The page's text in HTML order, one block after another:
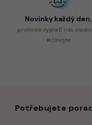
Novinky každý den,
protose vyplatí nás
#číhejte
Potřebujete